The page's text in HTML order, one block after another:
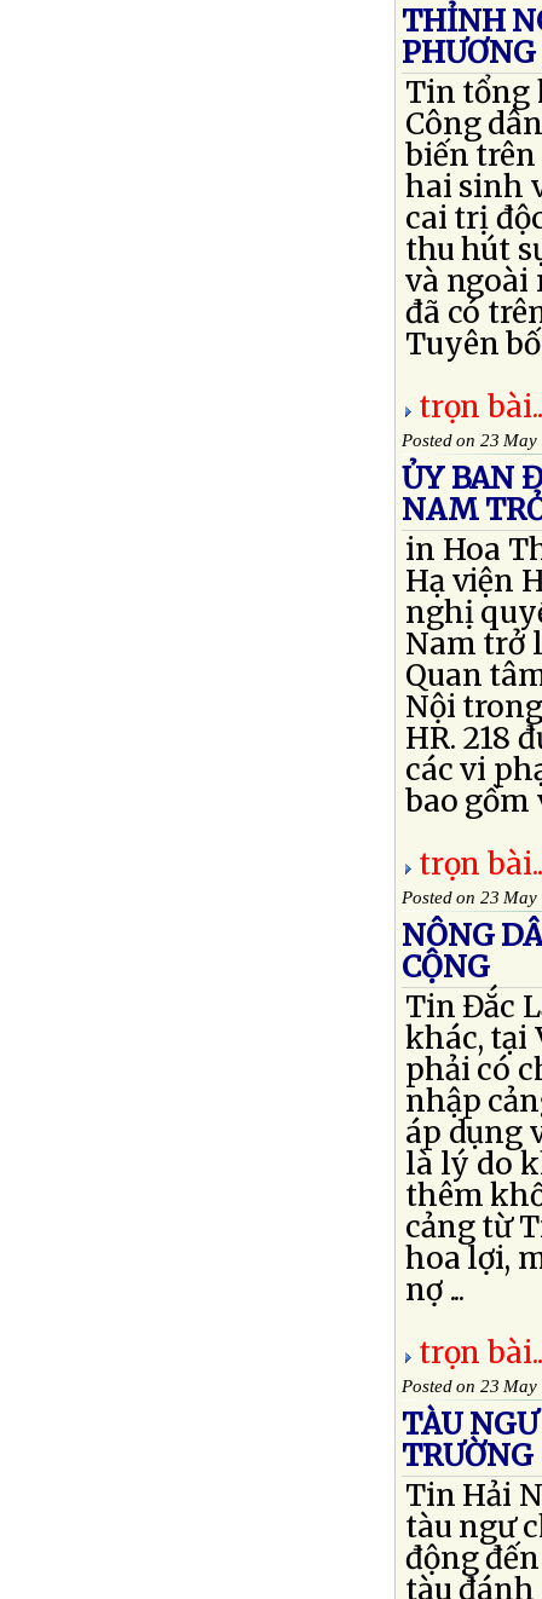
THỈNH
Tin tổng
Công
biến
hai sinh
cai trị
thu hút
và ngoài
đã có
Tuyên
trọn
Posted on 23 May
ỦY BAN
NAM
in Hoa
Hạ viện
nghị
Nam trở
Quan
Nội
HR. 218
các vi
bao gồm
trọn
Posted on 23 May
NÔNG
CỘNG
Tin Đắc
khác, tại
phải có
nhập
áp dụng
là lý do
thêm
cảng từ
hoa lợi,
nợ ...
trọn
Posted on 23 May
TÀU
TRƯỜNG
Tin Hải
tàu ngư
động
tàu đánh